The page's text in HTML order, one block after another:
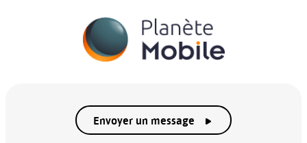
Envoyer un message